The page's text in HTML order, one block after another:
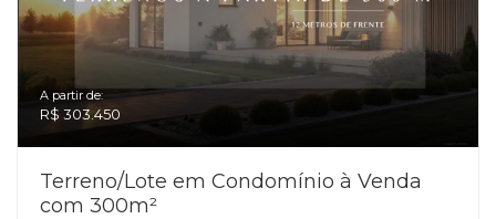
A partir de:
R$ 303.450
Terreno/Lote em Condomínio à Venda
com 300m²